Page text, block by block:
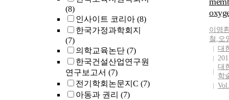
(8)
인사이트 코리아 (8)
한국가정과학회지
(7)
의학교육논단 (7)
한국건설산업연구원
연구보고서 (7)
전기학회논문지C (7)
아동과 권리 (7)
이영
철 ,오
대
대
학